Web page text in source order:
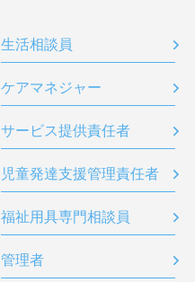
生活相談員
ケアマネジャー
サービス提供責任者
児童発達支援管理責任者
福祉用具専門相談員
管理者